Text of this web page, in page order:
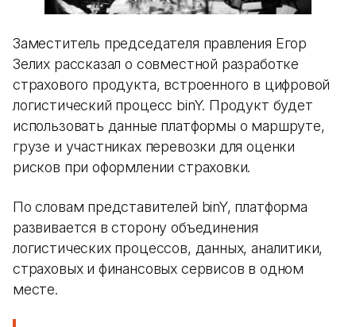
Заместитель председателя правления Егор
Зелих рассказал о совместной разработке
страхового продукта, встроенного в цифровой
логистический процесс binY. Продукт будет
использовать данные платформы о маршруте,
грузе и участниках перевозки для оценки
рисков при оформлении страховки.
По словам представителей binY, платформа
развивается в сторону объединения
логистических процессов, данных, аналитики,
страховых и финансовых сервисов в одном
месте.